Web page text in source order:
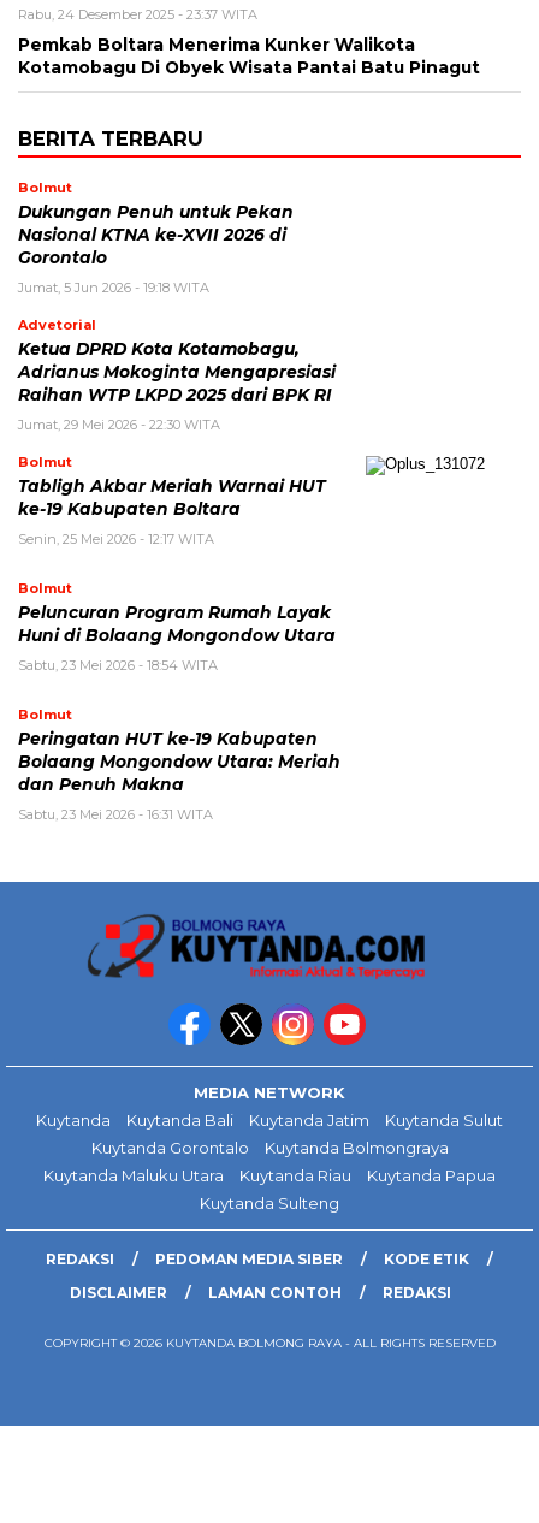
Rabu, 24 Desember 2025 - 23:37 WITA
Pemkab Boltara Menerima Kunker Walikota
Kotamobagu Di Obyek Wisata Pantai Batu Pinagut
BERITA TERBARU
Bolmut
Dukungan Penuh untuk Pekan
Nasional KTNA ke-XVII 2026 di
Gorontalo
Jumat, 5 Jun 2026 - 19:18 WITA
Advetorial
Ketua DPRD Kota Kotamobagu,
Adrianus Mokoginta Mengapresiasi
Raihan WTP LKPD 2025 dari BPK RI
Jumat, 29 Mei 2026 - 22:30 WITA
Bolmut
Tabligh Akbar Meriah Warnai HUT
ke-19 Kabupaten Boltara
Senin, 25 Mei 2026 - 12:17 WITA
Bolmut
Peluncuran Program Rumah Layak
Huni di Bolaang Mongondow Utara
Sabtu, 23 Mei 2026 - 18:54 WITA
Bolmut
Peringatan HUT ke-19 Kabupaten
Bolaang Mongondow Utara: Meriah
dan Penuh Makna
Sabtu, 23 Mei 2026 - 16:31 WITA
MEDIA NETWORK
Kuytanda
Kuytanda Bali Kuytanda Jatim
Kuytanda Sulut
Kuytanda Gorontalo
Kuytanda Bolmongraya
Kuytanda Maluku Utara
Kuytanda Riau
Kuytanda Papua
Kuytanda Sulteng
REDAKSI PEDOMAN MEDIA SIBER
KODE ETIK
DISCLAIMER
LAMAN CONTOH REDAKSI
COPYRIGHT © 2026 KUYTANDA BOLMONG RAYA - ALL RIGHTS RESERVED